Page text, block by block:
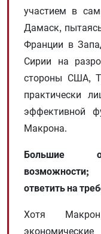
участием в
Дамаск,
Франции в
Сирии на
стороны США,
практически
эффективной
Макрона.
Большие
ответить на
Хотя